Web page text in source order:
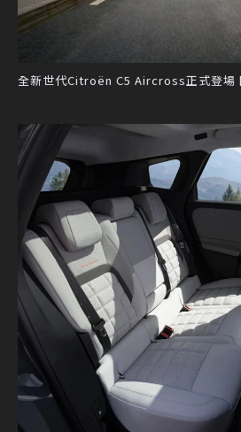
全新世代Citroën C5 Aircross正式登場